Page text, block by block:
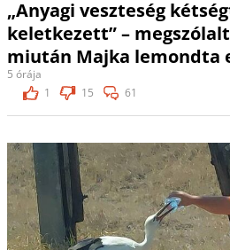
„Anyagi veszteség
keletkezett” –
miután Majka lemondta
5 órája
1
15 61